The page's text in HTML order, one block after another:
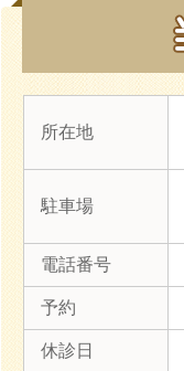
所在地
駐車場
電話番号
予約
休診日